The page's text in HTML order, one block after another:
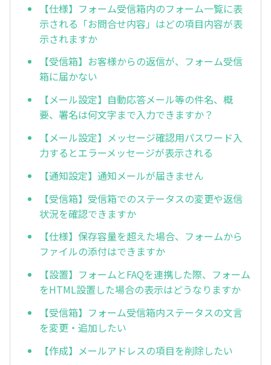
【仕様】フォーム受信箱内のフォーム一覧に表
示される「お問合せ内容」はどの項目内容が表
示されますか
【受信箱】お客様からの返信が、フォーム受信
箱に届かない
【メール設定】自動応答メール等の件名、概
要、署名は何文字まで入力できますか？
【メール設定】メッセージ確認用パスワード入
力するとエラーメッセージが表示される
【通知設定】通知メールが届きません
【受信箱】受信箱でのステータスの変更や返信
状況を確認できますか
【仕様】保存容量を超えた場合、フォームから
ファイルの添付はできますか
【設置】フォームとFAQを連携した際、フォーム
をHTML設置した場合の表示はどうなりますか
【受信箱】フォーム受信箱内ステータスの文言
を変更・追加したい
【作成】メールアドレスの項目を削除したい